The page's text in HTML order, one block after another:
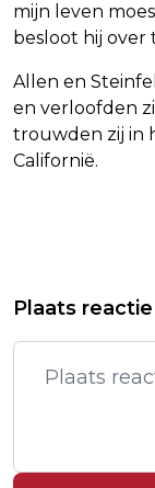
mijn leven
besloot hij over
Allen en
en verloofden
trouwden zij in
Californië.
Plaats reactie